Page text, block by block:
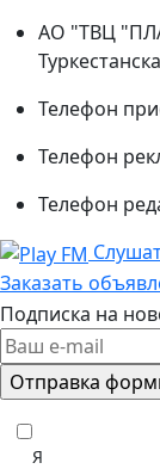
АО "ТВЦ
Телефон
Телефон
Телефон
Заказать
Подписка на
Я